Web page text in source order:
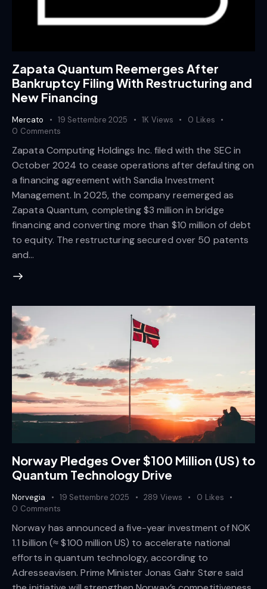
Zapata Quantum Reemerges After
Bankruptcy Filing With Restructuring and
New Financing
Mercato 19 Settembre 2025 1K Views 0 Likes
0 Comments
Zapata Computing Holdings Inc. filed with the SEC in
October 2024 to cease operations after defaulting on
a financing agreement with Sandia Investment
Management. In 2025, the company reemerged as
Zapata Quantum, completing $3 million in bridge
financing and converting more than $10 million of debt
to equity. The restructuring secured over 50 patents
and…
Norway Pledges Over $100 Million (US) to
Quantum Technology Drive
Norvegia 19 Settembre 2025 289 Views 0 Likes
0 Comments
Norway has announced a five-year investment of NOK
1.1 billion (≈ $100 million US) to accelerate national
efforts in quantum technology, according to
Adresseavisen. Prime Minister Jonas Gahr Støre said